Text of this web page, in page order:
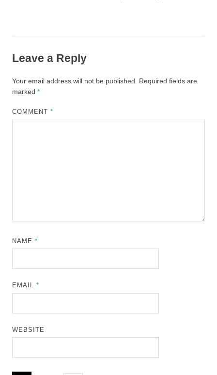
Leave a Reply
Your email address will not be published.
Required fields are
marked *
COMMENT*
NAME*
EMAIL*
WEBSITE